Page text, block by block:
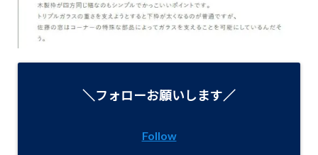
＼フォローお願いします／
Follow